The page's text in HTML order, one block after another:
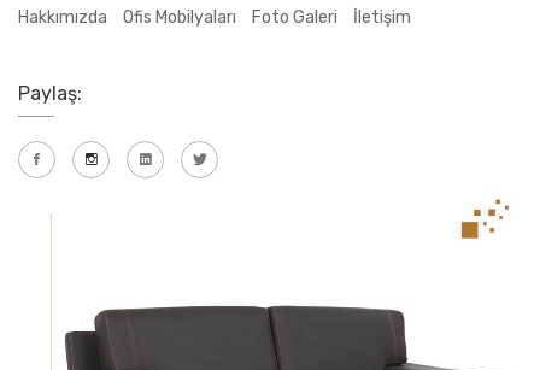
Hakkımızda Ofis Mobilyaları Foto Galeri İletişim
Paylaş: